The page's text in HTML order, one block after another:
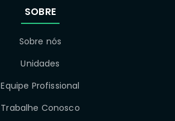
SOBRE
Sobre nós
Unidades
Equipe Profissional
Trabalhe Conosco